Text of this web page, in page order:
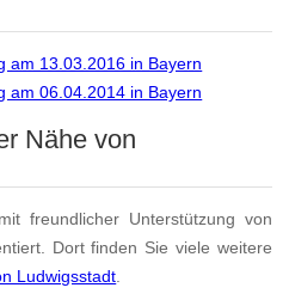
am 13.03.2016 in Bayern
am 06.04.2014 in Bayern
Nähe von
freundlicher Unterstützung von
Dort finden Sie viele weitere
Ludwigsstadt